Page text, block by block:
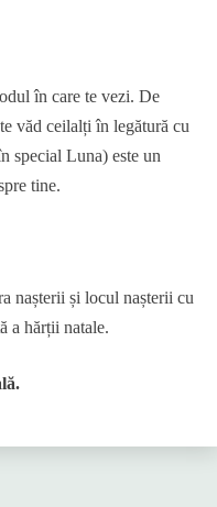
în care te vezi. De
văd ceilalți în legătură cu
special Luna) este un
tine.
nașterii și locul nașterii cu
a hărții natale.